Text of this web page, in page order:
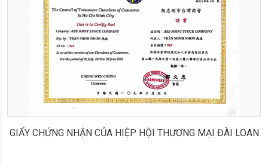
GIẤY CHỨNG NHẬN CỦA HIỆP HỘI THƯƠNG MẠI ĐÀI LOAN